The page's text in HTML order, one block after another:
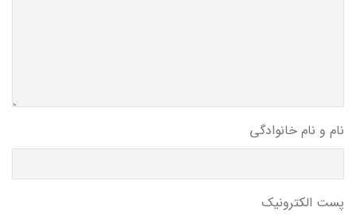
نام و نام خانوادگی
پست الکترونیک